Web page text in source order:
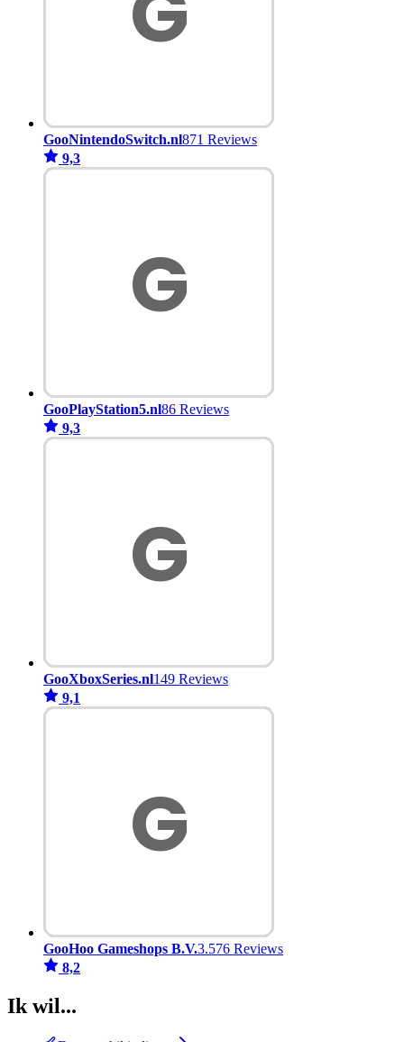
GooNintendoSwitch.nl871 Reviews
9,3
GooPlayStation5.nl86 Reviews
9,3
GooXboxSeries.nl149 Reviews
9,1
GooHoo Gameshops B.V.3.576 Reviews
8,2
Ik wil...